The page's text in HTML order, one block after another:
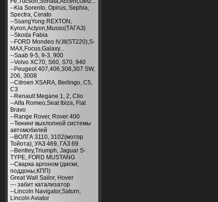
--Kia Sorento, Opirus, Sephia,
Spectra, Cerato
--SsangYong REXTON,
Kyron,Actyon,Musso(ТАГАЗ)
--Skoda Fabia
--FORD Mondeo IV,III(ST220),S-
MAX,Focus,Galaxy...
--Saab 9-5, 9-3, 900
--Volvo XC70, S60, S70, 940
--Peugeot 407,406,308,307 SW,
206, 3008
--Citroen XSARA, Berlingo, С5,
С3
--Renault Megane 1, 2, Clio
--Alfa Romeo,Seat Ibiza, Fiat
Bravo
--Range Rover, Rover 400
--Тюнинг выхлопной системы
автомобилей
--ВОЛГА 3110, 3102(мотор
Тойота), УАЗ 469, ГАЗ 69
--Bentley,Triumph, Jaguar S-
TYPE, FORD MUSTANG
--Сварка аргоном (диски,
поддоны,КПП)
Great Wall Sailor, Hover
--- забит катализатор
--Lincoln Navigator,Saturn,
Lincoln Aviator